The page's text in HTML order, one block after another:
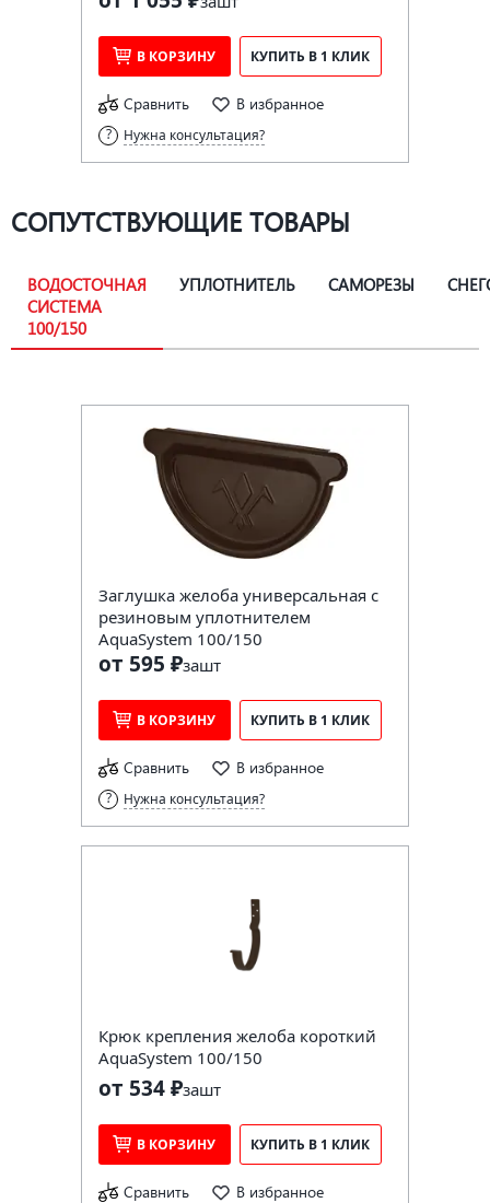
В КОРЗИНУ КУПИТЬ В 1 КЛИК
Сравнить В избранное
Нужна консультация?
СОПУТСТВУЮЩИЕ ТОВАРЫ
ВОДОСТОЧНАЯ
СИСТЕМА
100/150
УПЛОТНИТЕЛЬ САМОРЕЗЫ
Заглушка желоба универсальная с
резиновым уплотнителем
AquaSystem 100/150
от 595 ₽зашт
В КОРЗИНУ КУПИТЬ В 1 КЛИК
Сравнить В избранное
Нужна консультация?
Крюк крепления желоба короткий
AquaSystem 100/150
от 534 ₽зашт
В КОРЗИНУ КУПИТЬ В 1 КЛИК
Сравнить В избранное